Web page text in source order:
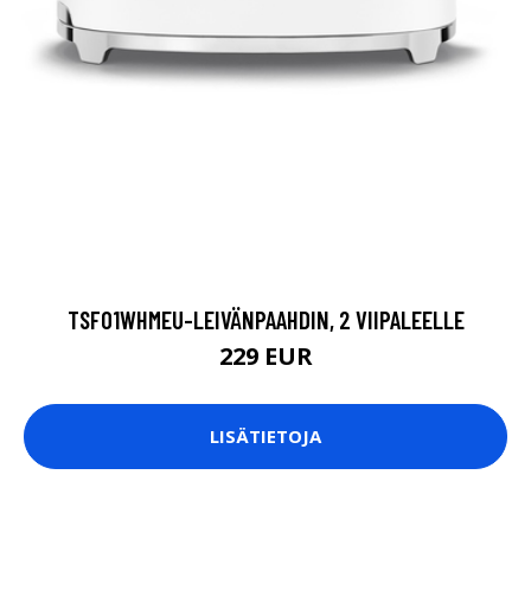
TSF01WHMEU-LEIVÄNPAAHDIN, 2 VIIPALEELLE
229 EUR
LISÄTIETOJA